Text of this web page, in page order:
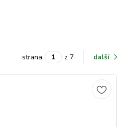
strana z 7 další